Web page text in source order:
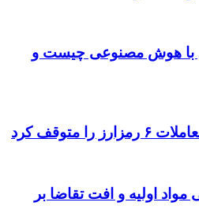
با هوش مصنوعی چیست و
متوقف کرد
اولیه و افت تقاضا بر